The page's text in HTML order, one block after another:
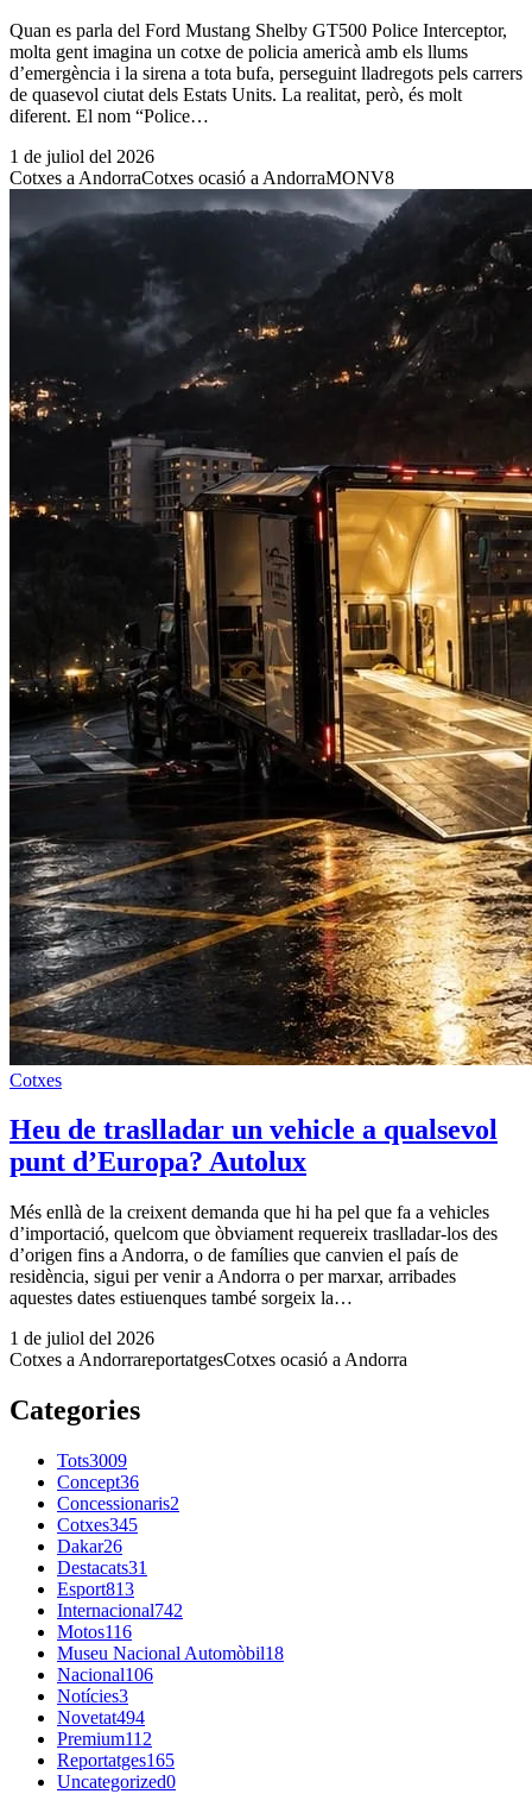
Quan es parla del Ford Mustang Shelby GT500 Police Interceptor,
molta gent imagina un cotxe de policia americà amb els llums
d’emergència i la sirena a tota bufa, perseguint lladregots pels carrers
de quasevol ciutat dels Estats Units. La realitat, però, és molt
diferent. El nom “Police…
1 de juliol del 2026
Cotxes a AndorraCotxes ocasió a AndorraMONV8
Cotxes
Heu de traslladar un vehicle a qualsevol
punt d’Europa? Autolux
Més enllà de la creixent demanda que hi ha pel que fa a vehicles
d’importació, quelcom que òbviament requereix traslladar-los des
d’origen fins a Andorra, o de famílies que canvien el país de
residència, sigui per venir a Andorra o per marxar, arribades
aquestes dates estiuenques també sorgeix la…
1 de juliol del 2026
Cotxes a AndorrareportatgesCotxes ocasió a Andorra
Categories
Tots3009
Concept36
Concessionaris2
Cotxes345
Dakar26
Destacats31
Esport813
Internacional742
Motos116
Museu Nacional Automòbil18
Nacional106
Notícies3
Novetat494
Premium112
Reportatges165
Uncategorized0